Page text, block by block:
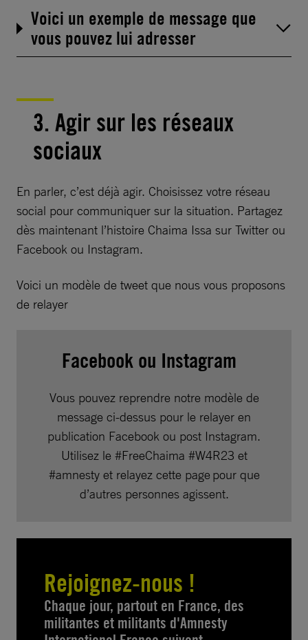
Voici un exemple de message que
vous pouvez lui adresser
3. Agir sur les réseaux
sociaux
En parler, c’est déjà agir. Choisissez votre réseau
social pour communiquer sur la situation. Partagez
dès maintenant l’histoire Chaima Issa sur Twitter ou
Facebook ou Instagram.
Voici un modèle de tweet que nous vous proposons
de relayer
Facebook ou Instagram
Vous pouvez reprendre notre modèle de
message ci-dessus pour le relayer en
publication Facebook ou post Instagram.
Utilisez le #FreeChaima #W4R23 et
#amnesty et relayez cette page pour que
d’autres personnes agissent.
Rejoignez-nous !
Chaque jour, partout en France, des
militantes et militants d'Amnesty